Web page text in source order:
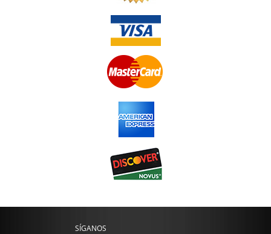
SÍGANOS